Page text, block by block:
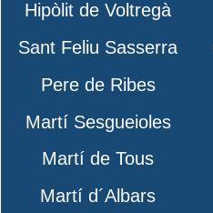
Hipòlit de Voltregà
Sant Feliu Sasserra
Pere de Ribes
Martí Sesgueioles
Martí de Tous
Martí d´Albars